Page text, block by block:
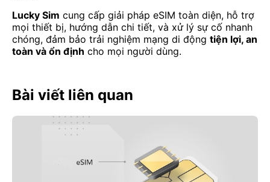
Lucky Sim cung cấp giải pháp eSIM toàn diện, hỗ trợ
mọi thiết bị, hướng dẫn chi tiết, và xử lý sự cố nhanh
chóng, đảm bảo trải nghiệm mạng di động tiện lợi, an
toàn và ổn định cho mọi người dùng.
Bài viết liên quan